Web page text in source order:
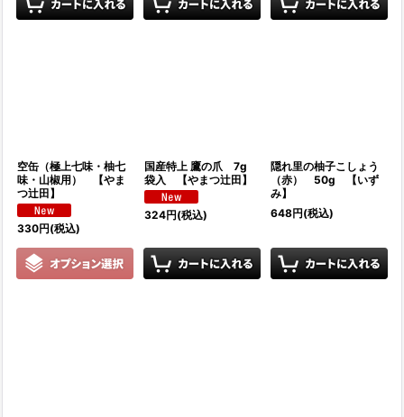
空缶（極上七味・柚七
味・山椒用） 【やま
つ辻田】
330円(税込)
国産特上 鷹の爪 7g
袋入 【やまつ辻田】
324円(税込)
隠れ里の柚子こしょう
（赤） 50g 【いず
み】
648円(税込)